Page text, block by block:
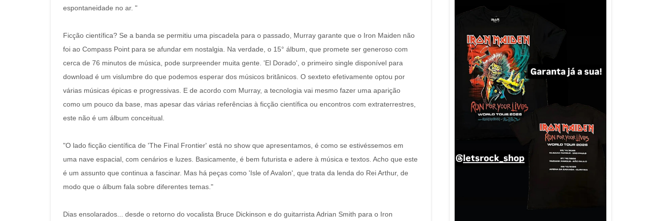
espontaneidade no ar. "
Ficção científica? Se a banda se permitiu uma piscadela para o passado, Murray garante que o Iron Maiden não
foi ao Compass Point para se afundar em nostalgia. Na verdade, o 15° álbum, que promete ser generoso com
cerca de 76 minutos de música, pode surpreender muita gente. 'El Dorado', o primeiro single disponível para
download é um vislumbre do que podemos esperar dos músicos britânicos. O sexteto efetivamente optou por
várias músicas épicas e progressivas. E de acordo com Murray, a tecnologia vai mesmo fazer uma aparição
como um pouco da base, mas apesar das várias referências à ficção científica ou encontros com extraterrestres,
este não é um álbum conceitual.
"O lado ficção científica de 'The Final Frontier' está no show que apresentamos, é como se estivéssemos em
uma nave espacial, com cenários e luzes. Basicamente, é bem futurista e adere à música e textos. Acho que este
é um assunto que continua a fascinar. Mas há peças como 'Isle of Avalon', que trata da lenda do Rei Arthur, de
modo que o álbum fala sobre diferentes temas."
Dias ensolarados... desde o retorno do vocalista Bruce Dickinson e do guitarrista Adrian Smith para o Iron